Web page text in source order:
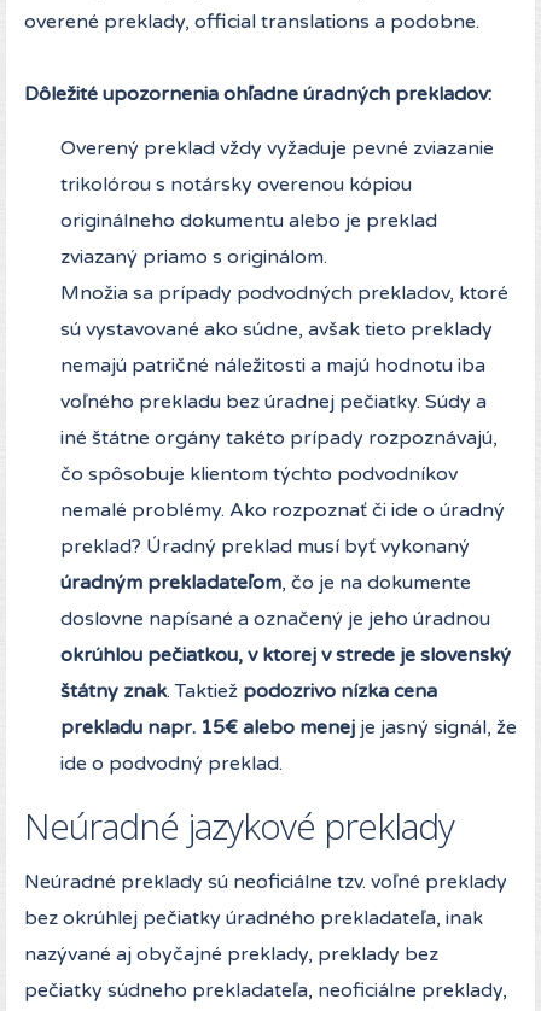
overené preklady, official translations a podobne.
Dôležité upozornenia ohľadne úradných prekladov:
Overený preklad vždy vyžaduje pevné zviazanie
trikolórou s notársky overenou kópiou
originálneho dokumentu alebo je preklad
zviazaný priamo s originálom.
Množia sa prípady podvodných prekladov, ktoré
sú vystavované ako súdne, avšak tieto preklady
nemajú patričné náležitosti a majú hodnotu iba
voľného prekladu bez úradnej pečiatky. Súdy a
iné štátne orgány takéto prípady rozpoznávajú,
čo spôsobuje klientom týchto podvodníkov
nemalé problémy. Ako rozpoznať či ide o úradný
preklad? Úradný preklad musí byť vykonaný
úradným prekladateľom, čo je na dokumente
doslovne napísané a označený je jeho úradnou
okrúhlou pečiatkou, v ktorej v strede je slovenský
štátny znak. Taktiež podozrivo nízka cena
prekladu napr. 15€ alebo menej je jasný signál, že
ide o podvodný preklad.
Neúradné jazykové preklady
Neúradné preklady sú neoficiálne tzv. voľné preklady
bez okrúhlej pečiatky úradného prekladateľa, inak
nazývané aj obyčajné preklady, preklady bez
pečiatky súdneho prekladateľa, neoficiálne preklady,